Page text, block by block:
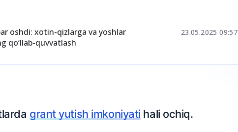
oshdi: xotin-qizlarga va yoshlar
qo‘llab-quvvatlash
23.05.2025 09:57